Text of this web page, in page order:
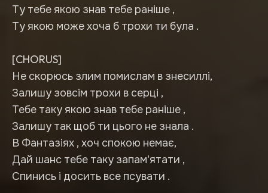
Ту тебе якою знав тебе раніше ,
Ту якою може хоча б трохи ти була .
[CHORUS]
Не скорюсь злим помислам в знесиллі,
Залишу зовсім трохи в серці ,
Тебе таку якою знав тебе раніше ,
Залишу так щоб ти цього не знала .
В Фантазіях , хоч спокою немає,
Дай шанс тебе таку запам'ятати ,
Спинись і досить все псувати .